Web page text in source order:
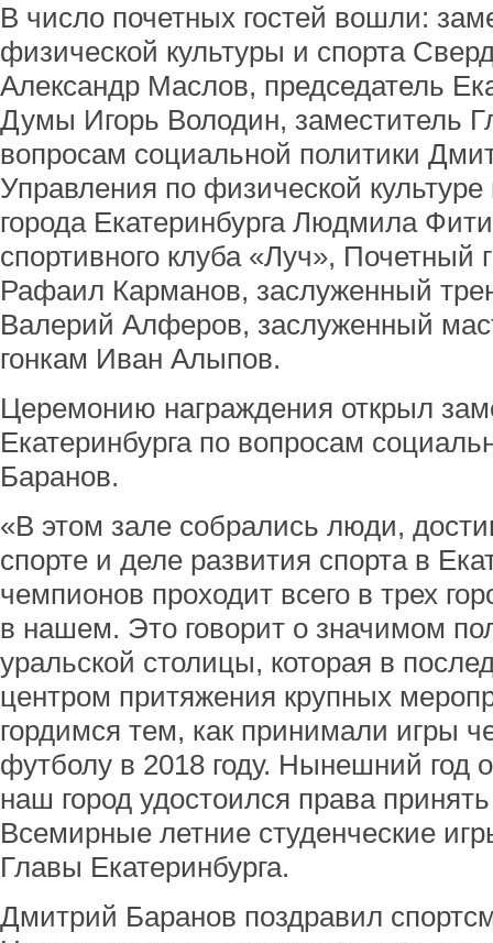
В число почетных гостей вошли:
физической культуры и спорта
Александр Маслов, председатель
Думы Игорь Володин, заместитель
вопросам социальной политики
Управления по физической
города Екатеринбурга Людмила
спортивного клуба «Луч», Почетный
Рафаил Карманов, заслуженный
Валерий Алферов, заслуженный
гонкам Иван Алыпов.
Церемонию награждения открыл
Екатеринбурга по вопросам
Баранов.
«В этом зале собрались люди,
спорте и деле развития спорта в
чемпионов проходит всего в трех
в нашем. Это говорит о значимом
уральской столицы, которая в
центром притяжения крупных
гордимся тем, как принимали игры
футболу в 2018 году. Нынешний год
наш город удостоился права
Всемирные летние студенческие
Главы Екатеринбурга.
Дмитрий Баранов поздравил